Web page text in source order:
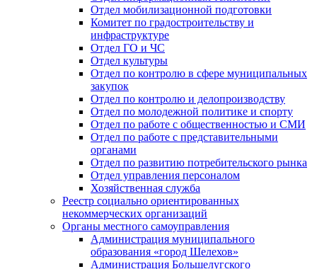
Отдел мобилизационной подготовки
Комитет по градостроительству и
инфраструктуре
Отдел ГО и ЧС
Отдел культуры
Отдел по контролю в сфере муниципальных
закупок
Отдел по контролю и делопроизводству
Отдел по молодежной политике и спорту
Отдел по работе с общественностью и СМИ
Отдел по работе с представительными
органами
Отдел по развитию потребительского рынка
Отдел управления персоналом
Хозяйственная служба
Реестр социально ориентированных
некоммерческих организаций
Органы местного самоуправления
Администрация муниципального
образования «город Шелехов»
Администрация Большелугского